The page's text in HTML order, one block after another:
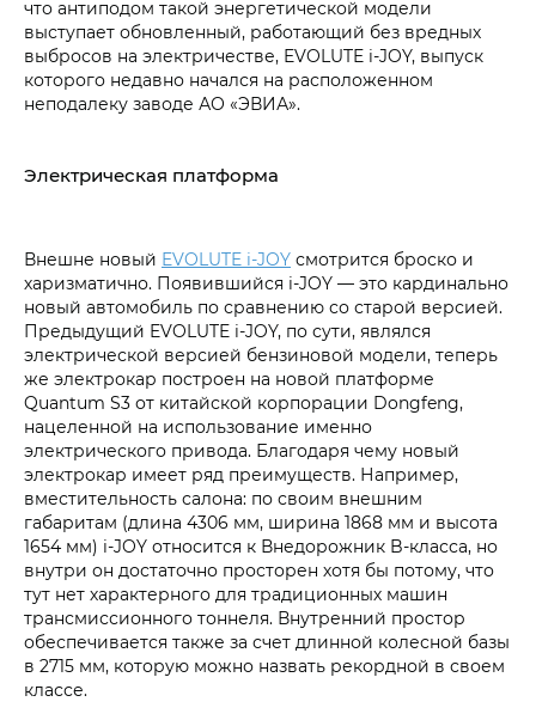
что антиподом такой энергетической модели
выступает обновленный, работающий без вредных
выбросов на электричестве, EVOLUTE i‑JOY, выпуск
которого недавно начался на расположенном
неподалеку заводе АО «ЭВИА».
Электрическая платформа
Внешне новый EVOLUTE i‑JOY смотрится броско и
харизматично. Появившийся i‑JOY — это кардинально
новый автомобиль по сравнению со старой версией.
Предыдущий EVOLUTE i‑JOY, по сути, являлся
электрической версией бензиновой модели, теперь
же электрокар построен на новой платформе
Quantum S3 от китайской корпорации Dongfeng,
нацеленной на использование именно
электрического привода. Благодаря чему новый
электрокар имеет ряд преимуществ. Например,
вместительность салона: по своим внешним
габаритам (длина 4306 мм, ширина 1868 мм и высота
1654 мм) i‑JOY относится к Внедорожник B-класса, но
внутри он достаточно просторен хотя бы потому, что
тут нет характерного для традиционных машин
трансмиссионного тоннеля. Внутренний простор
обеспечивается также за счет длинной колесной базы
в 2715 мм, которую можно назвать рекордной в своем
классе.